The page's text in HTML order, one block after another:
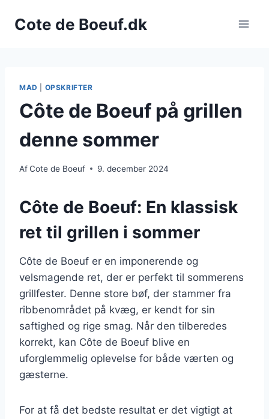
Cote de Boeuf.dk
MAD OPSKRIFTER
Côte de Boeuf på grillen
denne sommer
AfCote de Boeuf 9. december 2024
Côte de Boeuf: En klassisk
ret til grillen i sommer
Côte de Boeuf er en imponerende og
velsmagende ret, der er perfekt til sommerens
grillfester. Denne store bøf, der stammer fra
ribbenområdet på kvæg, er kendt for sin
saftighed og rige smag. Når den tilberedes
korrekt, kan Côte de Boeuf blive en
uforglemmelig oplevelse for både værten og
gæsterne.
For at få det bedste resultat er det vigtigt at